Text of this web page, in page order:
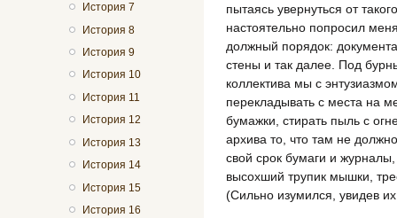
История 7
История 8
История 9
История 10
История 11
История 12
История 13
История 14
История 15
История 16
пытаясь увернуться от
настоятельно попросил
должный порядок:
стены и так далее. Под
коллектива мы с
перекладывать с места на
бумажки, стирать пыль с
архива то, что там не
свой срок бумаги и
высохший трупик мышки,
(Сильно изумился, увидев